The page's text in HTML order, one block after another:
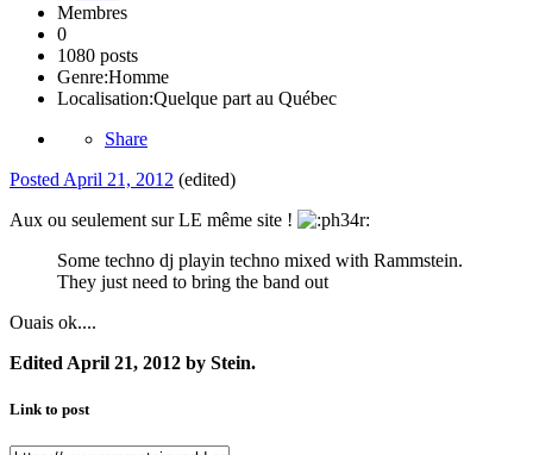
Membres
0
1080 posts
Genre:Homme
Localisation:Quelque part au Québec
Share
Posted April 21, 2012 (edited)
Aux ou seulement sur LE même site !
Some techno dj playin techno mixed with Rammstein.
They just need to bring the band out
Ouais ok....
Edited April 21, 2012 by Stein.
Link to post